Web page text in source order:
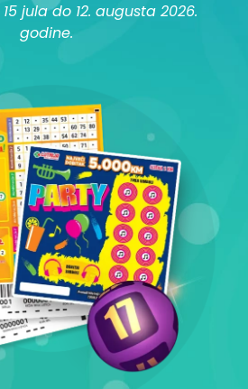
jula do 12. augusta 2026.
godine.